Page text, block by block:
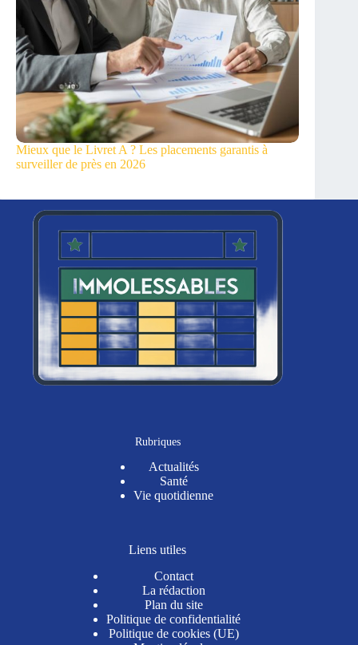
Mieux que le Livret A ? Les placements garantis à
surveiller de près en 2026
Rubriques
Actualités
Santé
Vie quotidienne
Liens utiles
Contact
La rédaction
Plan du site
Politique de confidentialité
Politique de cookies (UE)